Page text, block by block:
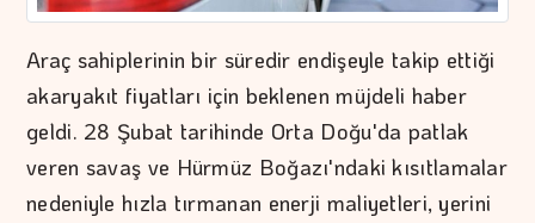
Araç sahiplerinin bir süredir endişeyle takip ettiği
akaryakıt fiyatları için beklenen müjdeli haber
geldi. 28 Şubat tarihinde Orta Doğu'da patlak
veren savaş ve Hürmüz Boğazı'ndaki kısıtlamalar
nedeniyle hızla tırmanan enerji maliyetleri, yerini